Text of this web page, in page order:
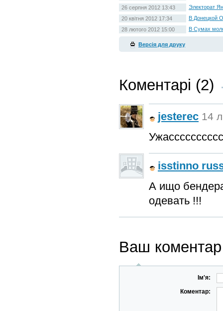
26 серпня 2012 13:43
Электорат
20 квітня 2012 17:34
В Донецкой
28 лютого 2012 15:00
В Сумах
Версія для друку
Коментарі (2)
jesterec 14
isstinno
А ищо
одевать !!!
Ваш коментар
Ім'я:
Коментар: